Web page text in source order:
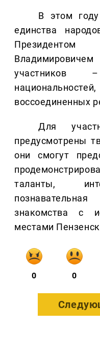
В этом
единства
участников
воссоединенных
Для
предусмотрены
они смогут
таланты,
знакомства с
местами
0 0